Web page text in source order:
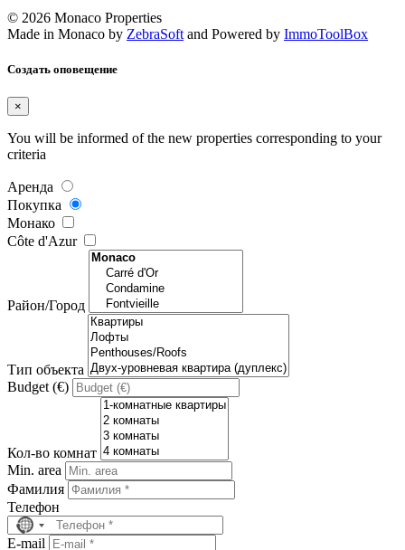
© 2026 Monaco Properties
Made in Monaco by ZebraSoft and Powered by ImmoToolBox
Создать оповещение
×
You will be informed of the new properties corresponding to your
criteria
Аренда
Покупка
Mонако
Côte d'Azur
Район/Город
Тип объекта
Budget (€)
Кол-во комнат
Min. area
Фамилия
Телефон
No
country
Е-mail